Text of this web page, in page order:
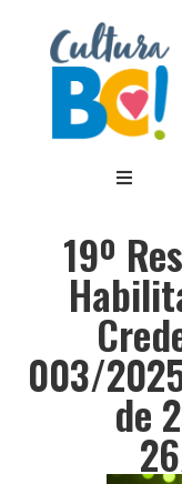
19º
003/
de